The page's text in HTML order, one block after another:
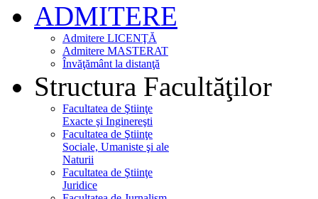
ADMITERE
Admitere LICENŢĂ
Admitere MASTERAT
Învăţământ la distanţă
Structura Facultăţilor
Facultatea de Ştiinţe
Exacte şi Inginereşti
Facultatea de Ştiinţe
Sociale, Umaniste şi ale
Naturii
Facultatea de Ştiinţe
Juridice